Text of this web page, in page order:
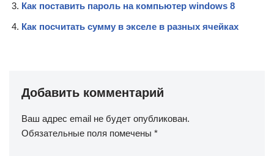
Как поставить пароль на компьютер windows 8
Как посчитать сумму в экселе в разных ячейках
Добавить комментарий
Ваш адрес email не будет опубликован.
Обязательные поля помечены *